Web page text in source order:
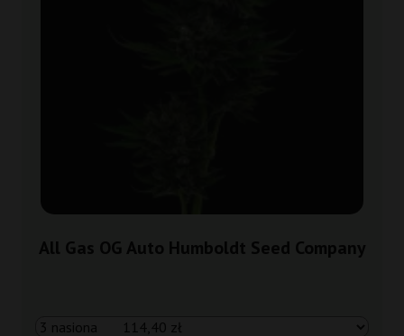
All Gas OG Auto Humboldt Seed Company